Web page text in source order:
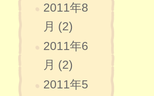
2011年8
月 (2)
2011年6
月 (2)
2011年5